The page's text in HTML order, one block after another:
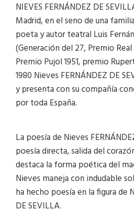
NIEVES FERNÁNDEZ DE
Madrid, en el seno de una
poeta y autor teatral Luis
(Generación del 27, Premio Real
Premio Pujol 1951, premio
1980 Nieves FERNÁNDEZ DE
y presenta con su compañía
por toda España.
La poesía de Nieves
poesía directa, salida del
destaca la forma poética del
Nieves maneja con indudable
ha hecho poesía en la figura de
DE SEVILLA.